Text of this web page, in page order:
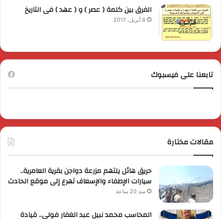
الفرق بين كلمة ( عصر ) و ( عهد ) فى التاريخ
8 أبريل، 2017
تابعنا على فيسبوك
مقالات مختارة
حريق هائل يلتهم مزرعة دواجن بقرية العامرية..
سيارات الإطفاء والإسعاف تهرع إلى موقع الحادث
منذ 20 ساعة
المحاسب محمد نبيل عبد الغفار فولي.. قيادة